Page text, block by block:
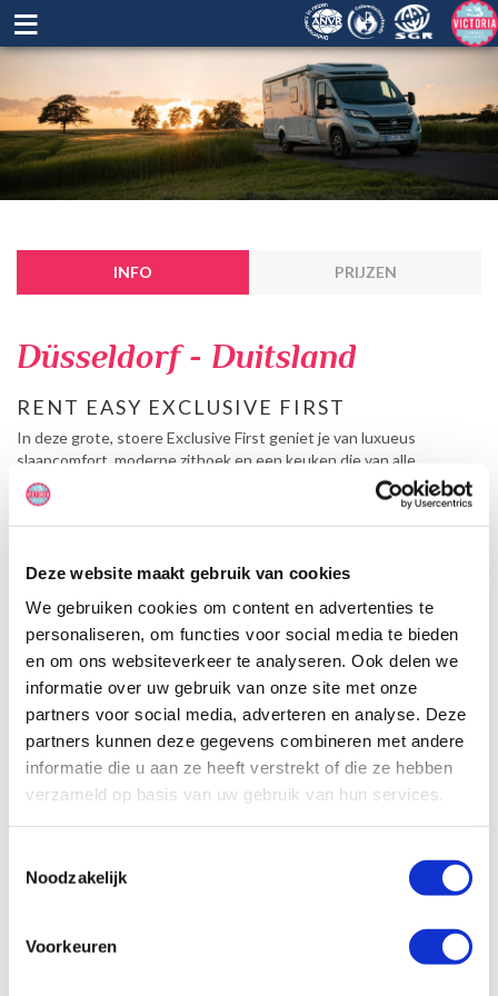
Deze website maakt gebruik van cookies
We gebruiken cookies om content en advertenties te
personaliseren, om functies voor social media te bieden
en om ons websiteverkeer te analyseren. Ook delen we
informatie over uw gebruik van onze site met onze
partners voor social media, adverteren en analyse. Deze
partners kunnen deze gegevens combineren met andere
informatie die u aan ze heeft verstrekt of die ze hebben
verzameld op basis van uw gebruik van hun services.
Noodzakelijk
Voorkeuren
≡
INFO PRIJZEN
Düsseldorf - Duitsland
RENT EASY EXCLUSIVE FIRST
In deze grote, stoere Exclusive First geniet je van luxueus
slaapcomfort, moderne zithoek en een keuken die van alle
gemakken is voorzien. Met twee eenpersoonsbedden achterin en
een hefbed voorin is deze camper geschikt voor maximaal 4
personen. Voor het besturen van deze camper is een groot